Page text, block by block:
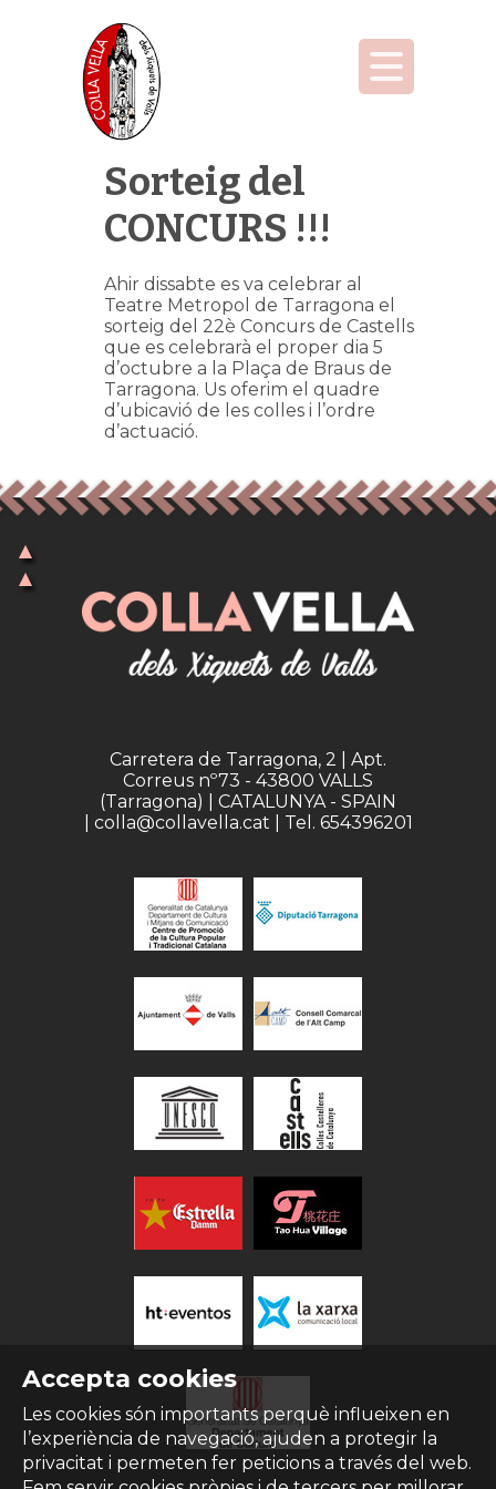
Sorteig del
CONCURS !!!
Ahir dissabte es va celebrar al
Teatre Metropol de Tarragona el
sorteig del 22è Concurs de Castells
que es celebrarà el proper dia 5
d’octubre a la Plaça de Braus de
Tarragona. Us oferim el quadre
d’ubicavió de les colles i l’ordre
d’actuació.
Accepta cookies
Les cookies són importants perquè influeixen en
l’experiència de navegació, ajuden a protegir la
privacitat i permeten fer peticions a través del web.
Carretera de Tarragona, 2 | Apt.
Correus nº73 - 43800 VALLS
(Tarragona) | CATALUNYA - SPAIN
| colla@collavella.cat | Tel. 654396201